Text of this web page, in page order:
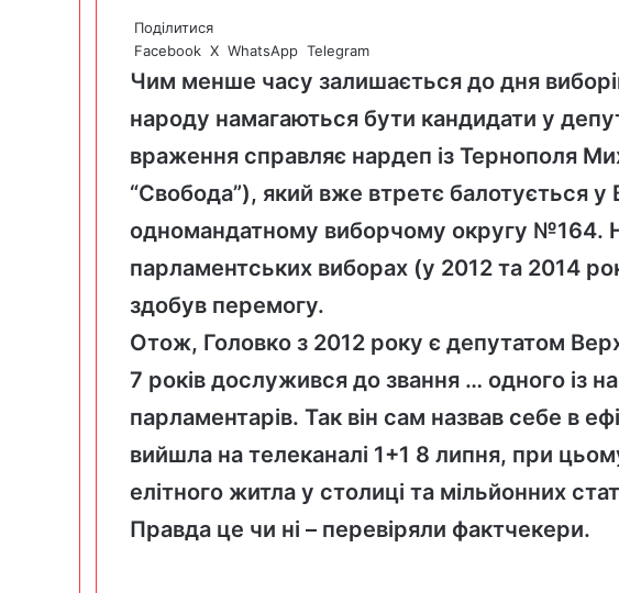
Поділитися
Facebook X WhatsApp Telegram
Чим менше часу залишається до дня
народу намагаються бути кандидати у
враження справляє нардеп із Тернополя
“Свобода”), який вже втретє балотується
одномандатному виборчому округу №164.
парламентських виборах (у 2012 та 2014
здобув перемогу.
Отож, Головко з 2012 року є депутатом
7 років дослужився до звання … одного із
парламентарів. Так він сам назвав себе в
вийшла на телеканалі 1+1 8 липня, при
елітного житла у столиці та мільйонних
Правда це чи ні – перевіряли фактчекери.